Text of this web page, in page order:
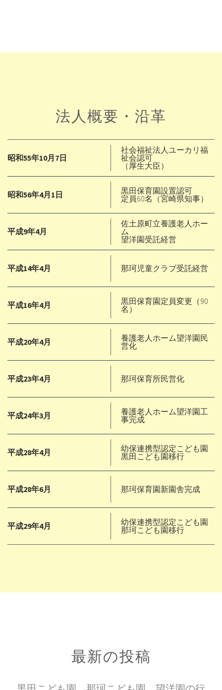
法人概要・沿革
昭和55年10月7日
社会福祉法人ユーカリ福
祉会認可
（厚生大臣）
昭和56年4月1日
黒田保育園設置認可
定員60名（宮崎県知事）
平成9年4月
佐土原町立養護老人ホー
ム
望洋園受託経営
平成14年4月 那珂児童クラブ受託経営
平成16年4月
黒田保育園定員変更（90
名）
平成20年4月
養護老人ホーム望洋園民
営化
平成23年4月 那珂保育所民営化
平成24年3月
養護老人ホーム望洋園工
事完成
平成28年4月
幼保連携型認定こども園
黒田こども園移行
平成28年6月 那珂保育園新園舎完成
平成29年4月
幼保連携型認定こども園
那珂こども園移行
最新の投稿